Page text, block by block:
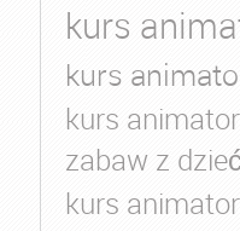
kurs
kurs
kurs
zabaw z
kurs